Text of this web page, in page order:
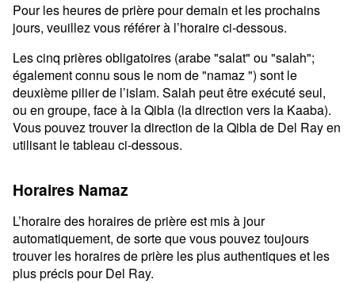
Pour les heures de prière pour demain et les prochains
jours, veuillez vous référer à l’horaire ci-dessous.
Les cinq prières obligatoires (arabe "salat" ou "salah";
également connu sous le nom de "namaz ") sont le
deuxième pilier de l’islam. Salah peut être exécuté seul,
ou en groupe, face à la Qibla (la direction vers la Kaaba).
Vous pouvez trouver la direction de la Qibla de Del Ray en
utilisant le tableau ci-dessous.
Horaires Namaz
L’horaire des horaires de prière est mis à jour
automatiquement, de sorte que vous pouvez toujours
trouver les horaires de prière les plus authentiques et les
plus précis pour Del Ray.